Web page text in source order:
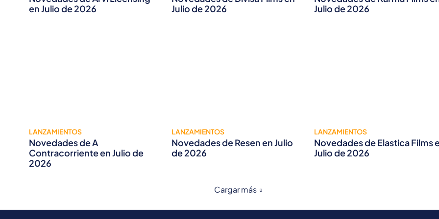
en Julio de 2026
Julio de 2026
Julio de 2026
LANZAMIENTOS
Novedades de A
Contracorriente en Julio de
2026
LANZAMIENTOS
Novedades de Resen en Julio
de 2026
LANZAMIENTOS
Novedades de Elastica Films
Julio de 2026
Cargar más